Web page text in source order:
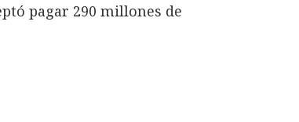
pagar 290 millones de